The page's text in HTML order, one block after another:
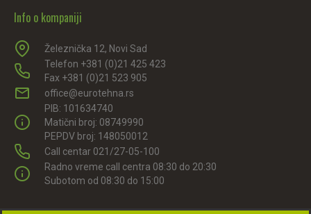
Info o kompaniji
Železnička 12, Novi Sad
Telefon +381 (0)21 425 423
Fax +381 (0)21 523 905
office@eurotehna.rs
PIB: 101634740
Matični broj: 08749990
PEPDV broj: 148050012
Call centar 021/27-05-100
Radno vreme call centra 08:30 do 20:30
Subotom od 08:30 do 15:00